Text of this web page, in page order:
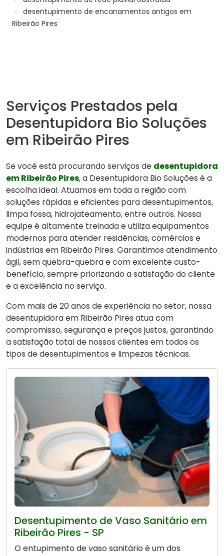
desentupimento de encanamentos antigos em
Ribeirão Pires
Serviços Prestados pela
Desentupidora Bio Soluções
em Ribeirão Pires
Se você está procurando serviços de desentupidora
em Ribeirão Pires, a Desentupidora Bio Soluções é a
escolha ideal. Atuamos em toda a região com
soluções rápidas e eficientes para desentupimentos,
limpa fossa, hidrojateamento, entre outros. Nossa
equipe é altamente treinada e utiliza equipamentos
modernos para atender residências, comércios e
indústrias em Ribeirão Pires. Garantimos atendimento
ágil, sem quebra-quebra e com excelente custo-
benefício, sempre priorizando a satisfação do cliente
e a excelência no serviço.
Com mais de 20 anos de experiência no setor, nossa
desentupidora em Ribeirão Pires atua com
compromisso, segurança e preços justos, garantindo
a satisfação total de nossos clientes em todos os
tipos de desentupimentos e limpezas técnicas.
Desentupimento de Vaso Sanitário em
Ribeirão Pires - SP
O entupimento de vaso sanitário é um dos